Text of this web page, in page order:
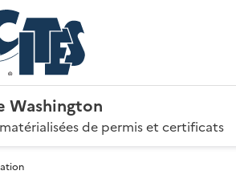
Washington
de permis et certificats